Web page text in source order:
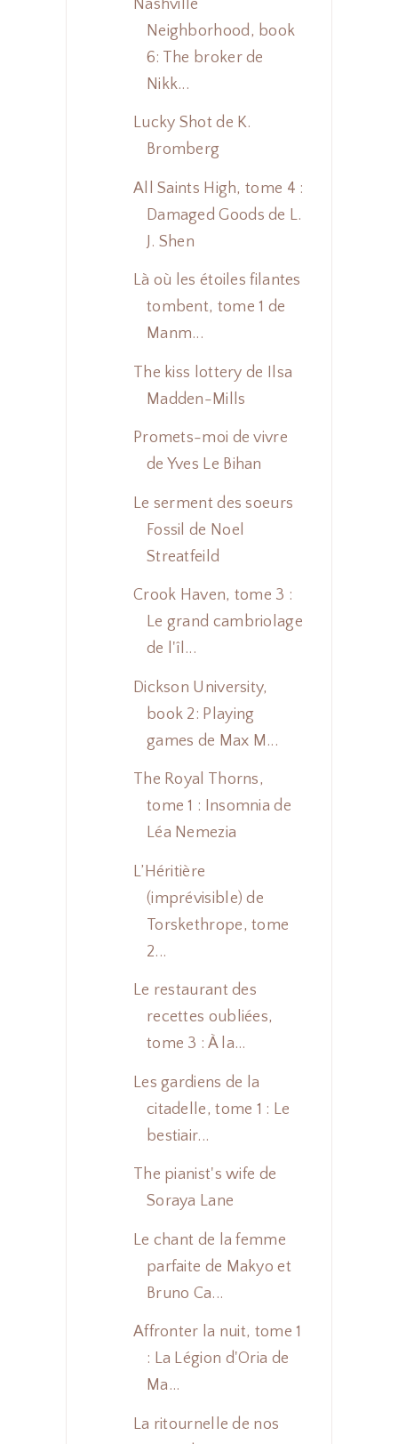
Nashville
Neighborhood, book
6: The broker de
Nikk...
Lucky Shot de K.
Bromberg
All Saints High, tome 4 :
Damaged Goods de L.
J. Shen
Là où les étoiles filantes
tombent, tome 1 de
Manm...
The kiss lottery de Ilsa
Madden-Mills
Promets-moi de vivre
de Yves Le Bihan
Le serment des soeurs
Fossil de Noel
Streatfeild
Crook Haven, tome 3 :
Le grand cambriolage
de l'îl...
Dickson University,
book 2: Playing
games de Max M...
The Royal Thorns,
tome 1 : Insomnia de
Léa Nemezia
L’Héritière
(imprévisible) de
Torskethrope, tome
2...
Le restaurant des
recettes oubliées,
tome 3 : À la...
Les gardiens de la
citadelle, tome 1 : Le
bestiair...
The pianist's wife de
Soraya Lane
Le chant de la femme
parfaite de Makyo et
Bruno Ca...
Affronter la nuit, tome 1
: La Légion d'Oria de
Ma...
La ritournelle de nos